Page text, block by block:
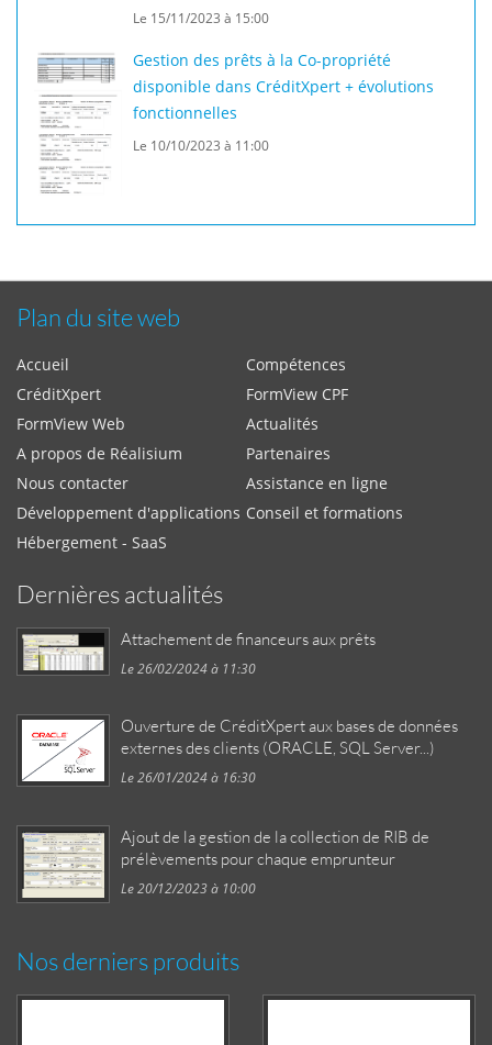
Le 15/11/2023 à 15:00
Gestion des prêts à la Co-propriété
disponible dans CréditXpert + évolutions
fonctionnelles
Le 10/10/2023 à 11:00
Plan du site web
Accueil
Compétences
CréditXpert
FormView CPF
FormView Web
Actualités
A propos de Réalisium
Partenaires
Nous contacter
Assistance en ligne
Développement d'applications Conseil et formations
Hébergement - SaaS
Dernières actualités
Attachement de financeurs aux prêts
Le 26/02/2024 à 11:30
Ouverture de CréditXpert aux bases de données
externes des clients (ORACLE, SQL Server...)
Le 26/01/2024 à 16:30
Ajout de la gestion de la collection de RIB de
prélèvements pour chaque emprunteur
Le 20/12/2023 à 10:00
Nos derniers produits